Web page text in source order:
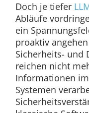
Doch je tiefer
Abläufe
ein
proaktiv
Sicherheits- und
reichen nicht
Informationen
Systemen